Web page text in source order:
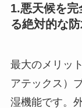
1.悪天候を完
る絶対的な
最大のメリッ
アテックス）
湿機能です。